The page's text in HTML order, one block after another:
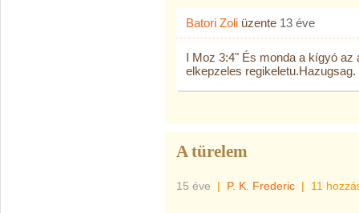
Batori Zoli üzente 13 éve
I Moz 3:4" És monda a kígyó
elkepzeles regikeletu.Hazugsag.
A türelem
15 éve | P. K. Frederic | 11